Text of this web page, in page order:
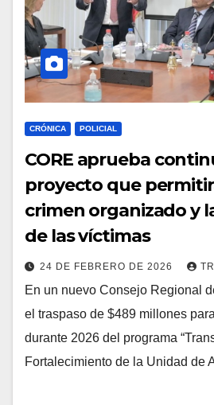
CRÓNICA POLICIAL
CORE aprueba
proyecto que
crimen organizado y
de las víctimas
24 DE FEBRERO DE 2026
En un nuevo Consejo Regional
el traspaso de $489 millones
durante 2026 del programa
Fortalecimiento de la Unidad de